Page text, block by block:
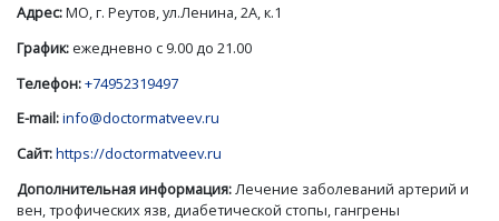
Адрес:МО, г. Реутов, ул.Ленина, 2А, к.1
График: ежедневно с 9.00 до 21.00
Телефон:+74952319497
E-mail:info@doctormatveev.ru
Сайт:https://doctormatveev.ru
Дополнительная информация:Лечение заболеваний артерий и
вен, трофических язв, диабетической стопы, гангрены